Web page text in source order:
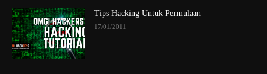
Tips Hacking Untuk Permulaan
17/01/2011